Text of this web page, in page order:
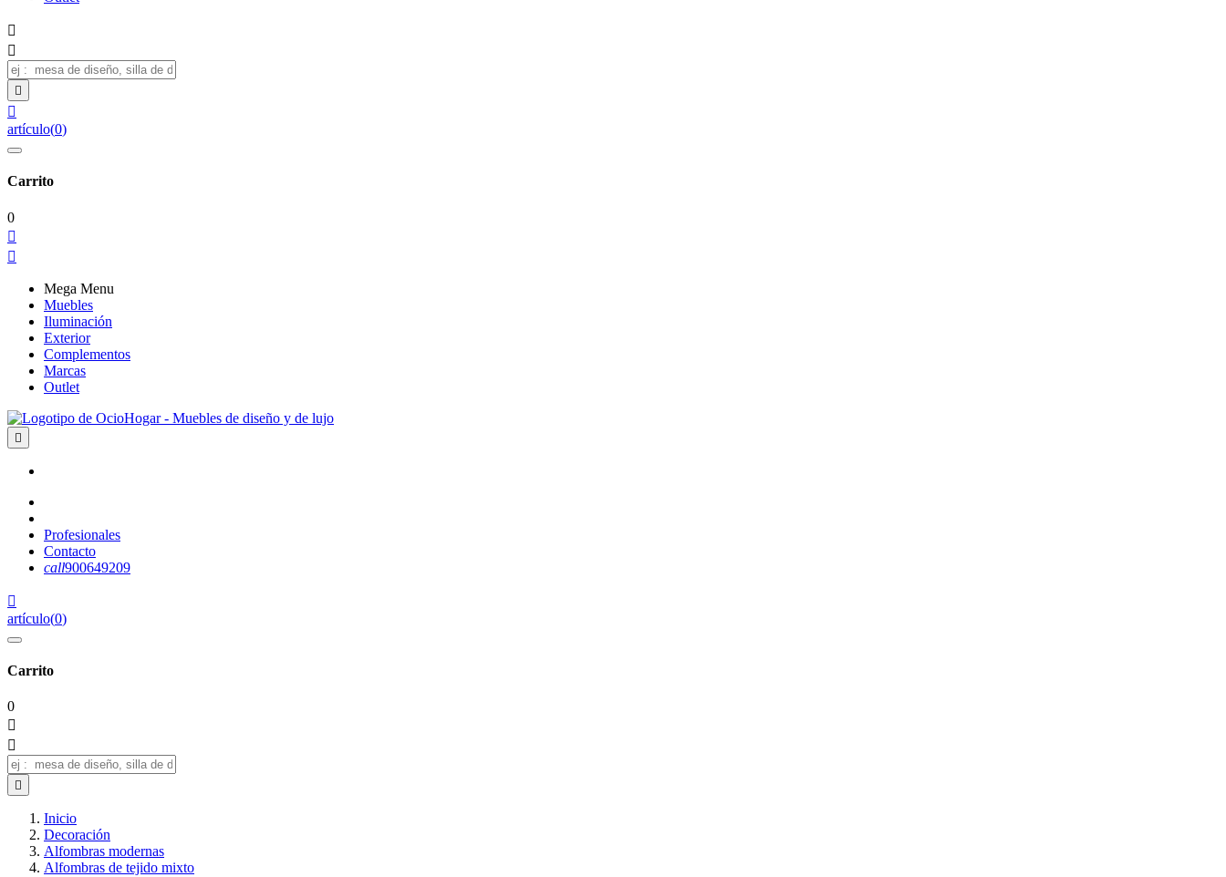




artículo(0)
Carrito
0


Mega Menu
Muebles
Iluminación
Exterior
Complementos
Marcas
Outlet

Profesionales
Contacto
call900649209

artículo(0)
Carrito
0



Inicio
Decoración
Alfombras modernas
Alfombras de tejido mixto